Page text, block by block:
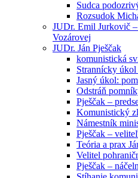
Sudca
Rozsudok
JUDr. Emil Jurkovič
Vozárovej
JUDr. Ján Pješčak
komunistická
Strannícky úkol
Jasný úkol:
Odstráň
Pješčak –
Komunistický
Námestník
Pješčak –
Teória a prax
Velitel
Pješčak –